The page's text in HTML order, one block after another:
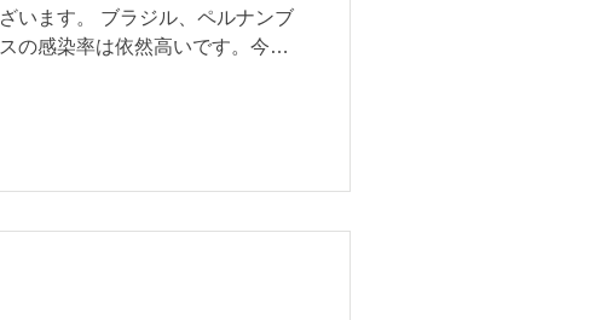
います。 ブラジル、ペルナンブ
の感染率は依然高いです。今朝